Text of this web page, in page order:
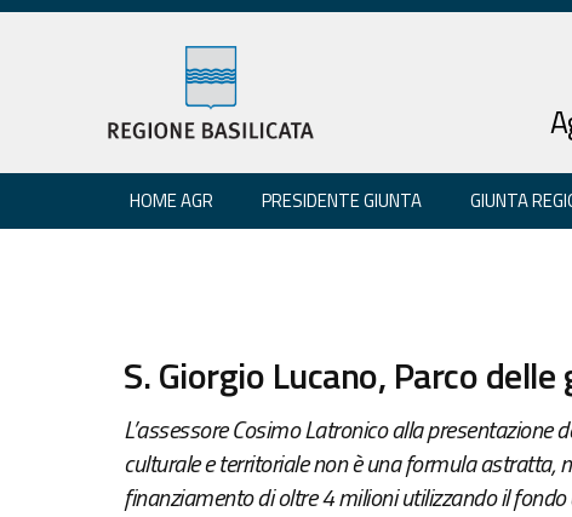
HOME AGR PRESIDENTE GIUNTA GIUNTA
S. Giorgio Lucano, Parco
L’assessore Cosimo Latronico alla presentazione
culturale e territoriale non è una formula astratta,
finanziamento di oltre 4 milioni utilizzando il fondo